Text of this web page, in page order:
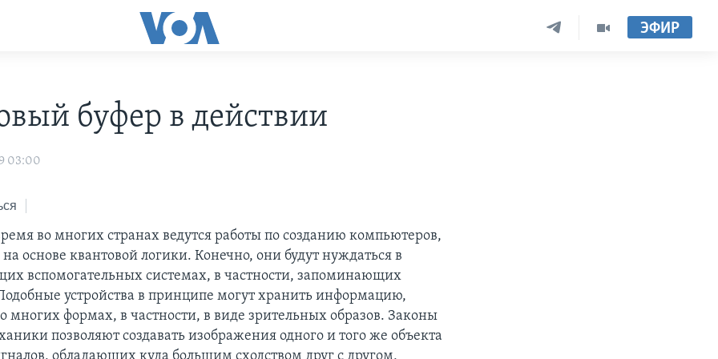
ЭФИР
буфер в действии
03:00
во многих странах ведутся работы по созданию компьютеров,
основе квантовой логики. Конечно, они будут нуждаться в
вспомогательных системах, в частности, запоминающих
устройства в принципе могут хранить информацию,
многих формах, в частности, в виде зрительных образов. Законы
позволяют создавать изображения одного и того же объекта